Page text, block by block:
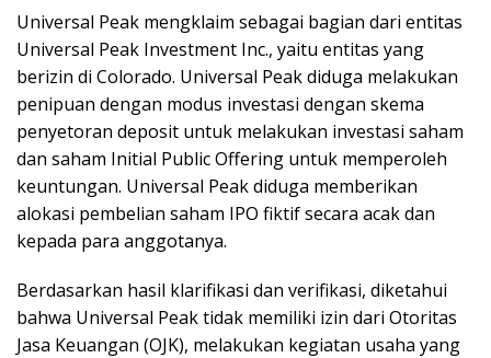
Universal Peak mengklaim sebagai bagian dari entitas
Universal Peak Investment Inc., yaitu entitas yang
berizin di Colorado. Universal Peak diduga melakukan
penipuan dengan modus investasi dengan skema
penyetoran deposit untuk melakukan investasi saham
dan saham Initial Public Offering untuk memperoleh
keuntungan. Universal Peak diduga memberikan
alokasi pembelian saham IPO fiktif secara acak dan
kepada para anggotanya.
Berdasarkan hasil klarifikasi dan verifikasi, diketahui
bahwa Universal Peak tidak memiliki izin dari Otoritas
Jasa Keuangan (OJK), melakukan kegiatan usaha yang